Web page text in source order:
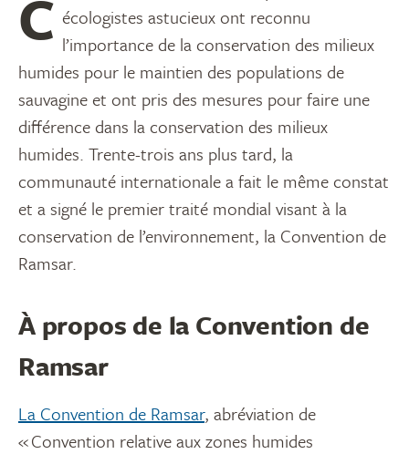
CIC a été fondé en 1938 lorsque des écologistes astucieux ont reconnu
l’importance de la conservation des milieux
humides pour le maintien des populations de
sauvagine et ont pris des mesures pour faire une
différence dans la conservation des milieux
humides. Trente-trois ans plus tard, la
communauté internationale a fait le même constat
et a signé le premier traité mondial visant à la
conservation de l’environnement, la Convention de
Ramsar.
À propos de la Convention de
Ramsar
La Convention de Ramsar, abréviation de
« Convention relative aux zones humides